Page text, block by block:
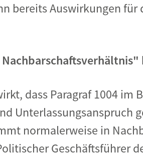
bereits Auswirkungen
dass Paragraf 1004 im
Unterlassungsanspruch
normalerweise in
Geschäftsführer